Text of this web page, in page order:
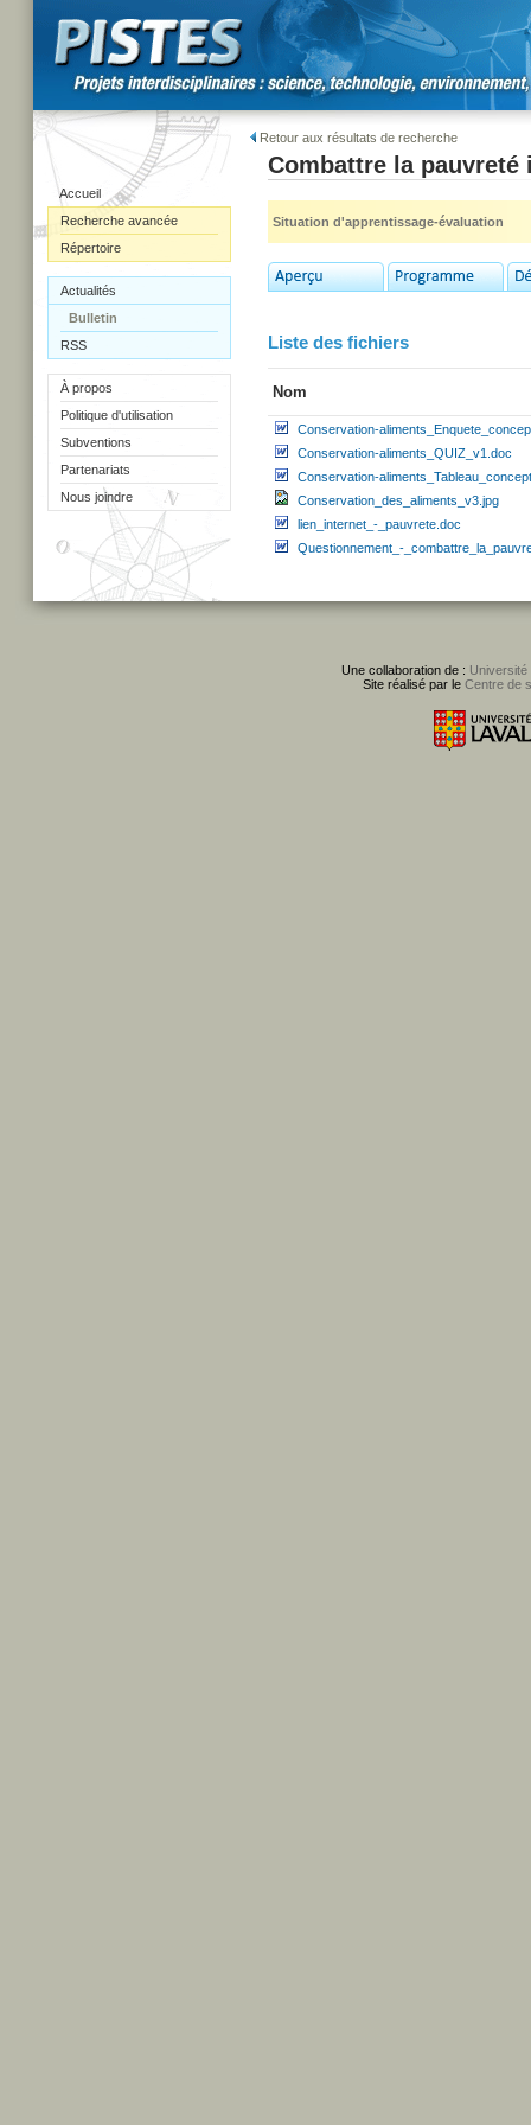
Accueil
Recherche avancée
Répertoire
Actualités
Bulletin
RSS
À propos
Politique d'utilisation
Subventions
Partenariats
Nous joindre
Retour aux résultats de recherche
Combattre la
Situation d'apprentissage-évaluation
Liste des fichiers
Nom
Conservation-
Conservation-aliments_QUIZ_v1.doc
Conservation-
Conservation_des_aliments_v3.jpg
lien_internet_-_pauvrete.doc
Questionnement_-
Une collaboration de : Université
Site réalisé par le Centre de